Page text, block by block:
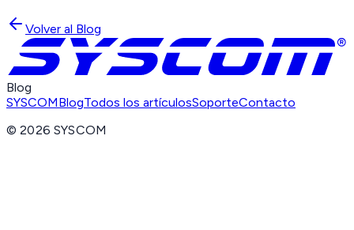
Volver al Blog
Blog
SYSCOMBlogTodos los artículosSoporteContacto
©2026 SYSCOM